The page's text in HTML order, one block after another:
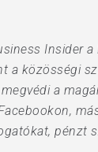
Insider
a közösségi
a
pénzt